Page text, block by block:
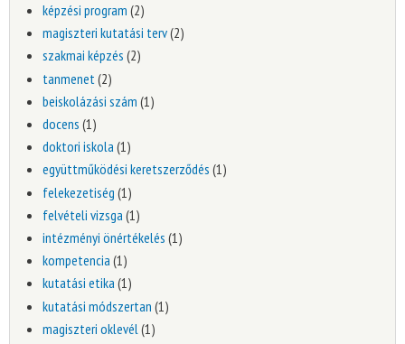
képzési program (2)
magiszteri kutatási terv(2)
szakmai képzés (2)
tanmenet (2)
beiskolázási szám (1)
docens (1)
doktori iskola (1)
együttműködési keretszerződés (1)
felekezetiség (1)
felvételi vizsga (1)
intézményi önértékelés (1)
kompetencia (1)
kutatási etika (1)
kutatási módszertan (1)
magiszteri oklevél (1)